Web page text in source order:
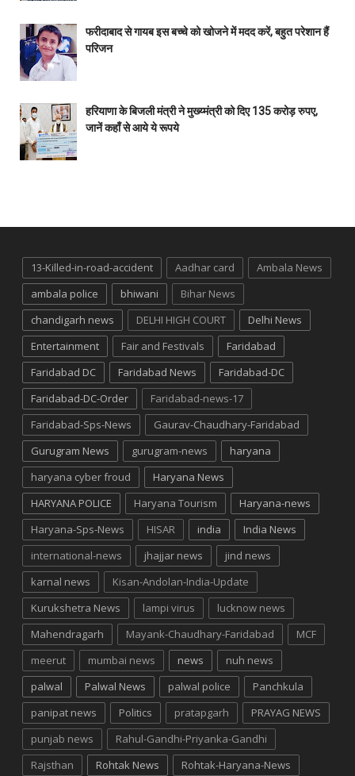
फरीदाबाद से गायब इस बच्चे को खोजने में मदद करें, बहुत परेशान हैं
परिजन
हरियाणा के बिजली मंत्री ने मुख्य्मंत्री को दिए 135 करोड़ रुपए,
जानें कहाँ से आये ये रूपये
13-Killed-in-road-accident Aadhar card
Ambala News
ambala police
bhiwani
Bihar News
chandigarh news
DELHI HIGH COURT
Delhi News
Entertainment
Fair and Festivals
Faridabad
Faridabad DC
Faridabad News
Faridabad-DC
Faridabad-DC-Order
Faridabad-news-17
Faridabad-Sps-News
Gaurav-Chaudhary-Faridabad
Gurugram News
gurugram-news
haryana
haryana cyber froud
Haryana News
HARYANA POLICE
Haryana Tourism
Haryana-news
Haryana-Sps-News
HISAR india
India News
international-news
jhajjar news
jind news
karnal news
Kisan-Andolan-India-Update
Kurukshetra News
lampi virus
lucknow news
Mahendragarh
Mayank-Chaudhary-Faridabad
MCF
meerut
mumbai news news
nuh news
palwal
Palwal News palwal police
Panchkula
panipat news
Politics pratapgarh
PRAYAG NEWS
punjab news
Rahul-Gandhi-Priyanka-Gandhi
Rajsthan
Rohtak News Rohtak-Haryana-News